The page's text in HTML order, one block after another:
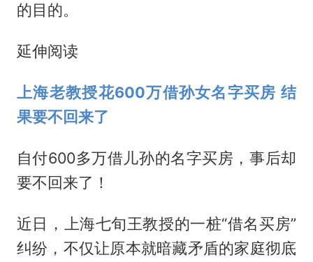
的目的。
延伸阅读
上海老教授花600万借孙女名字买房 结
果要不回来了
自付600多万借儿孙的名字买房，事后却
要不回来了！
近日，上海七旬王教授的一桩“借名买房”
纠纷，不仅让原本就暗藏矛盾的家庭彻底